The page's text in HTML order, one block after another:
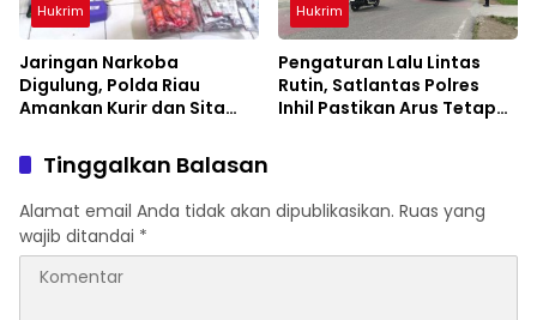
Hukrim
Jaringan Narkoba
Digulung, Polda Riau
Amankan Kurir dan Sita
Fantastis
Hukrim
Pengaturan Lalu Lintas
Rutin, Satlantas Polres
Inhil Pastikan Arus Tetap
Tinggalkan Balasan
Alamat email Anda tidak akan dipublikasikan. Ruas yang
wajib ditandai *